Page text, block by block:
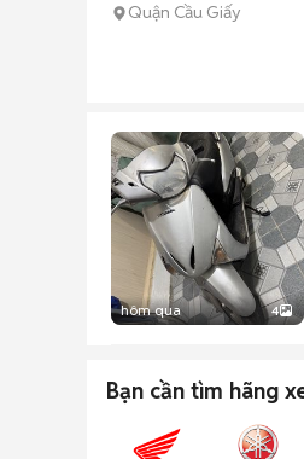
Quận Cầu Giấy
hôm qua 4
Bạn cần tìm hãng